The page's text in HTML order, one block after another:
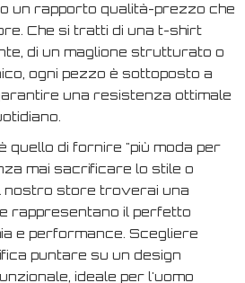
un rapporto qualità-prezzo che
Che si tratti di una t-shirt
di un maglione strutturato o
ogni pezzo è sottoposto a
una resistenza ottimale
quello di fornire "più moda per
mai sacrificare lo stile o
nostro store troverai una
rappresentano il perfetto
e performance. Scegliere
puntare su un design
ideale per l'uomo